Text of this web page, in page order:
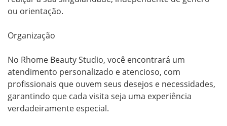
ou orientação.
Organização
No Rhome Beauty Studio, você encontrará um
atendimento personalizado e atencioso, com
profissionais que ouvem seus desejos e necessidades,
garantindo que cada visita seja uma experiência
verdadeiramente especial.